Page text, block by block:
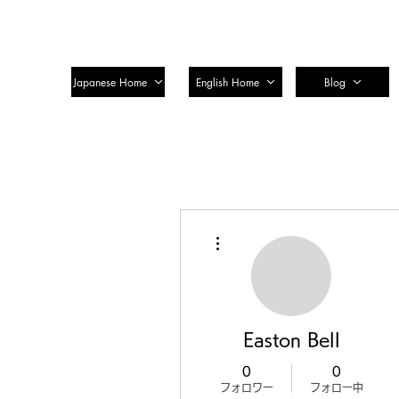
Japanese Home English Home Blog
Easton Bell
0
フォロワー
0
フォロー中